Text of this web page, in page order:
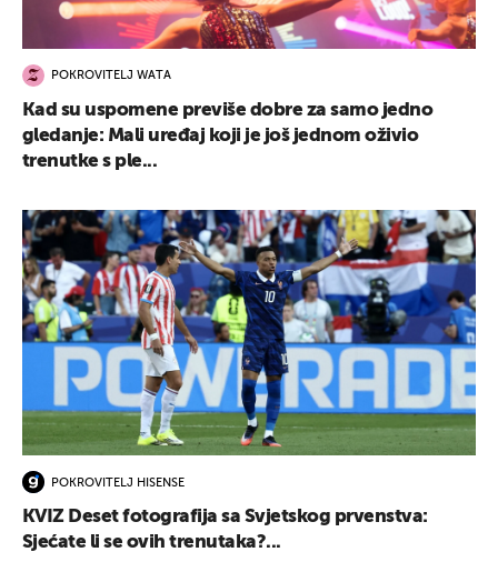
POKROVITELJ WATA
Kad su uspomene previše dobre za samo jedno
gledanje: Mali uređaj koji je još jednom oživio
trenutke s ple...
POKROVITELJ HISENSE
KVIZ Deset fotografija sa Svjetskog prvenstva:
Sjećate li se ovih trenutaka?...